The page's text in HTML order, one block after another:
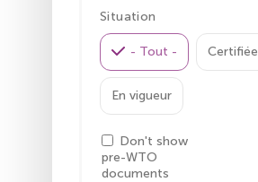
Situation
- Tout - Certifiée
En vigueur
Don't show
pre-WTO
documents